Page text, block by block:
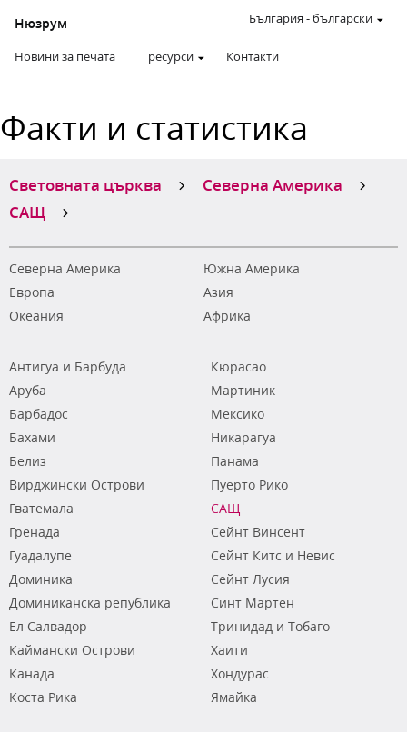
Нюзрум
Новини за печата ресурси Контакти
България -български
Факти и статистика
Световната църква
Северна Америка
САЩ
Северна Америка
Южна Америка
Европа
Азия
Океания
Африка
Антигуа и Барбуда
Аруба
Барбадос
Бахами
Белиз
Вирджински Острови
Гватемала
Гренада
Гуадалупе
Доминика
Доминиканска република
Ел Салвадор
Каймански Острови
Канада
Коста Рика
Кюрасао
Мартиник
Мексико
Никарагуа
Панама
Пуерто Рико
САЩ
Сейнт Винсент
Сейнт Китс и Невис
Сейнт Лусия
Синт Мартен
Тринидад и Тобаго
Хаити
Хондурас
Ямайка